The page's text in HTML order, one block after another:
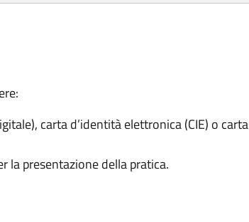
carta d’identità elettronica (CIE) o carta
la presentazione della pratica.